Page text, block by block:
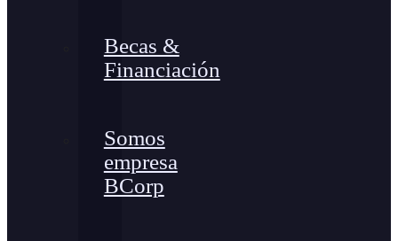
Becas &
Financiación
Somos
empresa
BCorp